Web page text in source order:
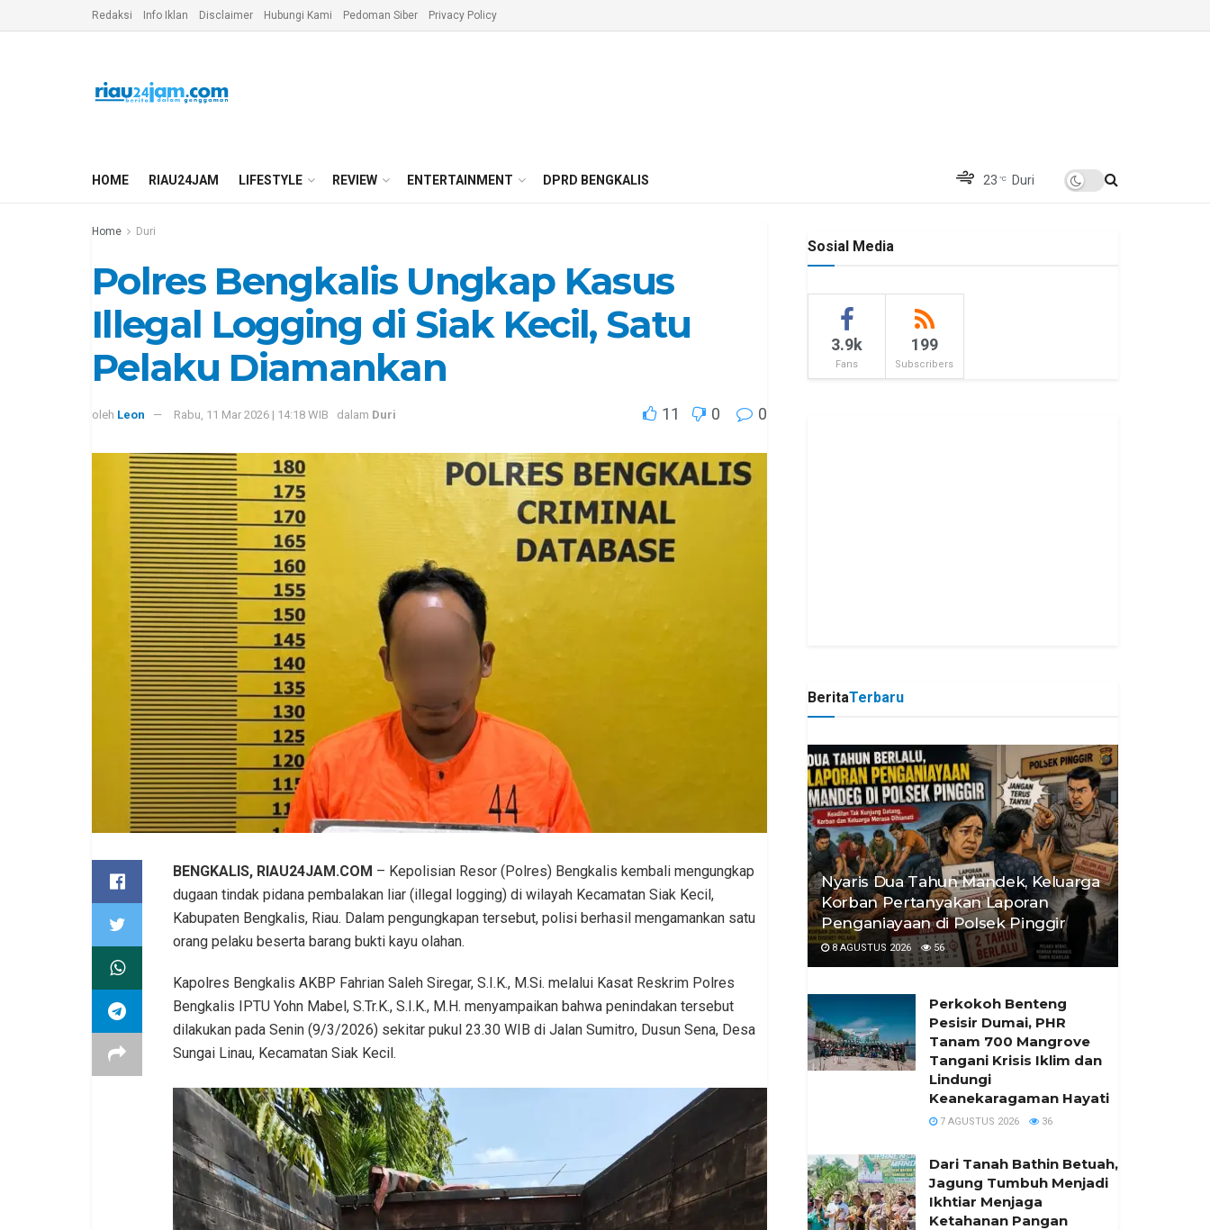
Redaksi Info Iklan Disclaimer Hubungi Kami Pedoman Siber Privacy Policy
HOME RIAU24JAM LIFESTYLE REVIEW ENTERTAINMENT DPRD BENGKALIS 23 °C Duri
Home Duri
Polres Bengkalis Ungkap Kasus
Illegal Logging di Siak Kecil, Satu
Pelaku Diamankan
oleh Leon Rabu, 11 Mar 2026 | 14:18 WIB dalam Duri 11 0 0
BENGKALIS, RIAU24JAM.COM – Kepolisian Resor (Polres) Bengkalis kembali mengungkap
dugaan tindak pidana pembalakan liar (illegal logging) di wilayah Kecamatan Siak Kecil,
Kabupaten Bengkalis, Riau. Dalam pengungkapan tersebut, polisi berhasil mengamankan satu
orang pelaku beserta barang bukti kayu olahan.
Kapolres Bengkalis AKBP Fahrian Saleh Siregar, S.I.K., M.Si. melalui Kasat Reskrim Polres
Bengkalis IPTU Yohn Mabel, S.Tr.K., S.I.K., M.H. menyampaikan bahwa penindakan tersebut
dilakukan pada Senin (9/3/2026) sekitar pukul 23.30 WIB di Jalan Sumitro, Dusun Sena, Desa
Sungai Linau, Kecamatan Siak Kecil.
Sosial Media
3.9k
Fans
199
Subscribers
BeritaTerbaru
Nyaris Dua Tahun Mandek, Keluarga
Korban Pertanyakan Laporan
Penganiayaan di Polsek Pinggir
8 AGUSTUS 2026 56
Perkokoh Benteng
Pesisir Dumai, PHR
Tanam 700 Mangrove
Tangani Krisis Iklim dan
Lindungi
Keanekaragaman Hayati
7 AGUSTUS 2026 36
Dari Tanah Bathin Betuah,
Jagung Tumbuh Menjadi
Ikhtiar Menjaga
Ketahanan Pangan